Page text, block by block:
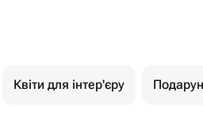
Квіти для інтер'єру